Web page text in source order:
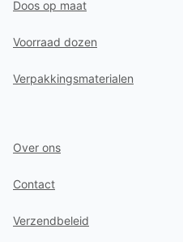
Doos op maat
Voorraad dozen
Verpakkingsmaterialen
Over ons
Contact
Verzendbeleid